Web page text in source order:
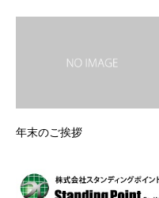
年末のご挨拶